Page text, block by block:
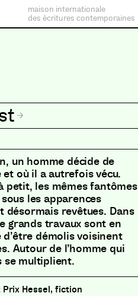
maison internationale
des écritures contemporaines
un homme décide de
où il a autrefois vécu.
petit, les mêmes fantômes
les apparences
désormais revêtues. Dans
grands travaux sont en
démolis voisinent
Autour de l’homme qui
se multiplient.
Prix Hessel, fiction